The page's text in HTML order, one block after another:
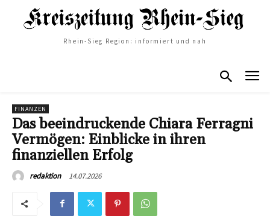
Rhein-Sieg Region: informiert und nah
FINANZEN
Das beeindruckende Chiara Ferragni
Vermögen: Einblicke in ihren
finanziellen Erfolg
redaktion 14.07.2026